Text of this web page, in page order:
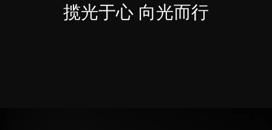
揽光于心 向光而行